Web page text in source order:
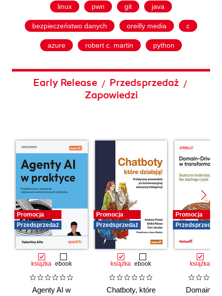
linux pwn git java
bezpieczeństwo danych oreilly media c
azure robert c. martin python
Early Release / Przedsprzedaż /
Zapowiedzi
Promocja
Przedsprzedaż
książka ebook
Agenty AI w
Promocja
Przedsprzedaż
książka ebook
Chatboty, które
Promocja
Przedsprzedaż
książka
Domain-